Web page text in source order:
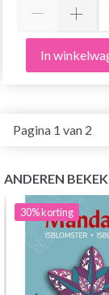
In
Pagina 1 van 2
ANDEREN
30%korting